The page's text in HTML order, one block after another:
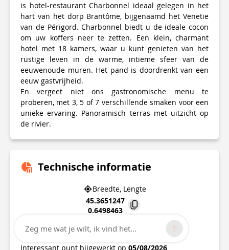
is hotel-restaurant Charbonnel ideaal gelegen in het
hart van het dorp Brantôme, bijgenaamd het Venetië
van de Périgord. Charbonnel biedt u de ideale cocon
om uw koffers neer te zetten. Een klein, charmant
hotel met 18 kamers, waar u kunt genieten van het
rustige leven in de warme, intieme sfeer van de
eeuwenoude muren. Het pand is doordrenkt van een
eeuw gastvrijheid.
En vergeet niet ons gastronomische menu te
proberen, met 3, 5 of 7 verschillende smaken voor een
unieke ervaring. Panoramisch terras met uitzicht op
de rivier.
Technische informatie
Breedte, Lengte
45.3651247
0.6498463
57 rue Gambetta
Interessant punt bijgewerkt op 05/08/2026
Zeg me wat je wilt, ik vind het...